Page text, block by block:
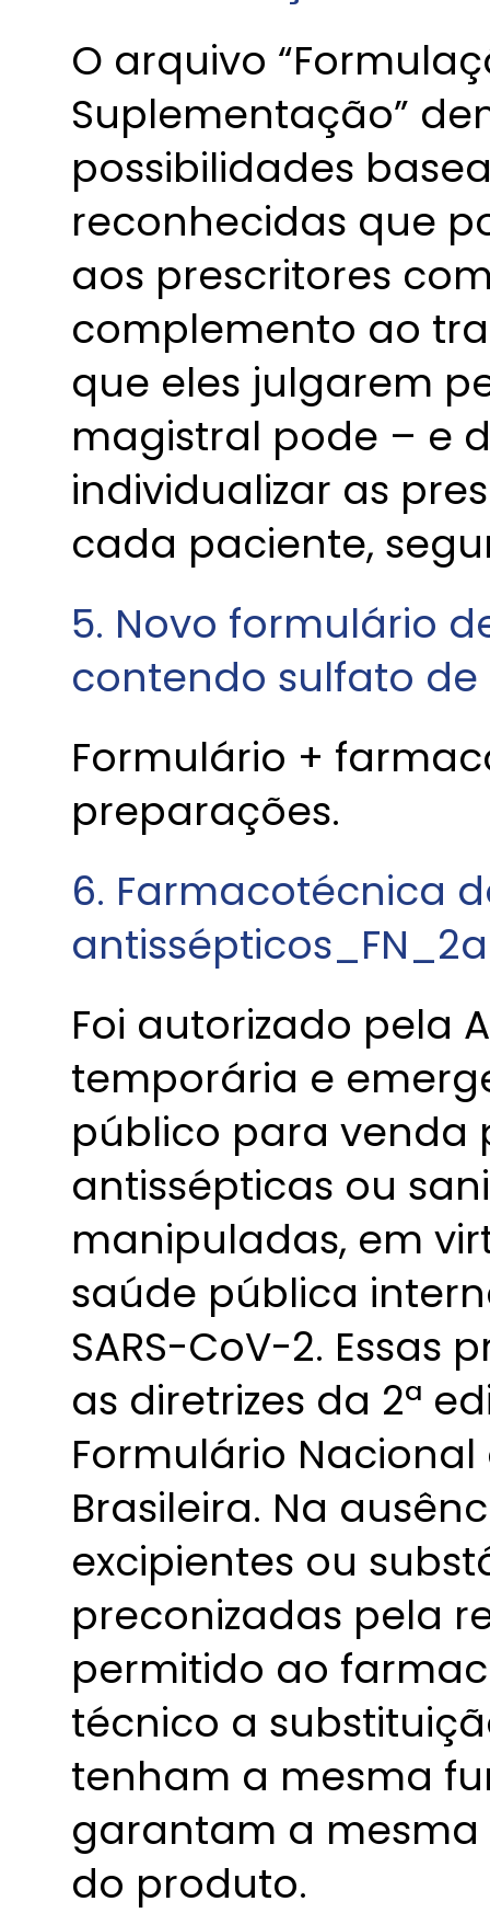
O arquivo
Suplementação”
possibilidades
reconhecidas que
aos prescritores
complemento ao
que eles julgarem
magistral pode – e
individualizar as
cada paciente,
5. Novo formulário
contendo sulfato
Formulário +
preparações.
6. Farmacotécnica
Foi autorizado pela
temporária e
público para venda
antissépticas ou
manipuladas, em
saúde pública
SARS-CoV-2.
as diretrizes da 2ª
Formulário
Brasileira. Na
excipientes ou
preconizadas pela
permitido ao
técnico a
tenham a mesma
garantam a
do produto.